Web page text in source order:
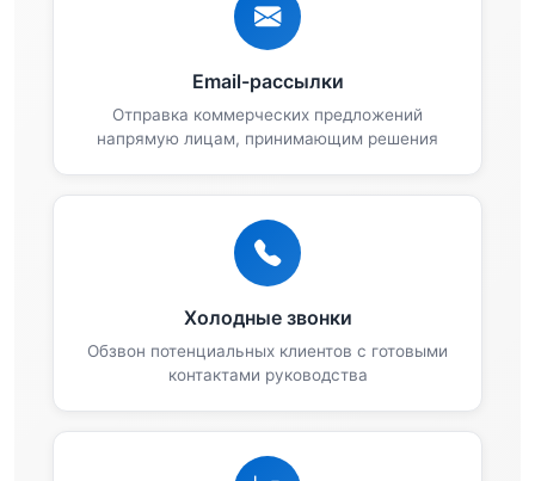
Email-рассылки
Отправка коммерческих предложений
напрямую лицам, принимающим решения
Холодные звонки
Обзвон потенциальных клиентов с готовыми
контактами руководства